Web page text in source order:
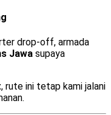
drop-off, armada
Jawa supaya
, rute ini tetap kami jalani